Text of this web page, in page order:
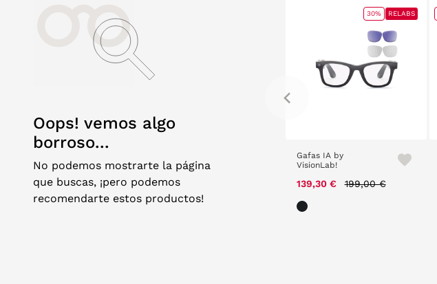
Oops! vemos algo
borroso...
No podemos mostrarte la página
que buscas, ¡pero podemos
recomendarte estos productos!
13,30 € Price reduced from
19,00 €to
4182
77,00 €
Gafas IA by
VisionLab!
139,30 € Price reduced from
199,00 €to
30% RELABS